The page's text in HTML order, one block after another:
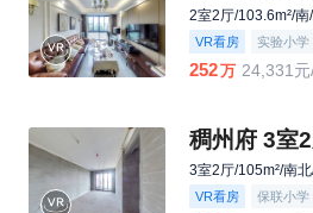
2室2厅/103.6m²/南
VR看房 实验小学
252万 24,331
稠州府 3室
3室2厅/105m²/南
VR看房 保联小学